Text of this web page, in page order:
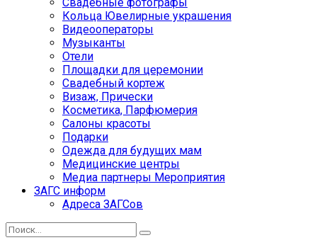
Кольца Ювелирные украшения
Видеооператоры
Музыканты
Отели
Площадки для церемонии
Свадебный кортеж
Визаж, Прически
Косметика, Парфюмерия
Салоны красоты
Подарки
Одежда для будущих мам
Медицинские центры
Медиа партнеры Мероприятия
ЗАГС информ
Адреса ЗАГСов